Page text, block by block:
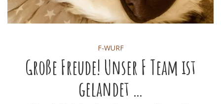
F-WURF
Große Freude! Unser F Team ist
gelandet …